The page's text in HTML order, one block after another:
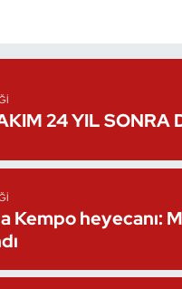
24 YIL SONRA
Kempo heyecanı: